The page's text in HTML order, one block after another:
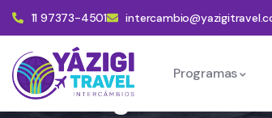
11 97373-4501
Programas
Viagem